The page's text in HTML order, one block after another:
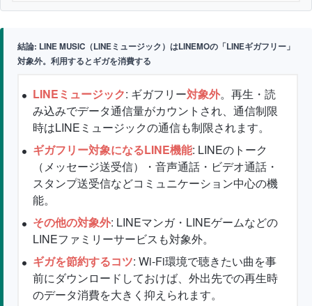
結論: LINE MUSIC（LINEミュージック）はLINEMOの「LINEギガフリー」
対象外。利用するとギガを消費する
LINEミュージック: ギガフリー対象外。再生・読
み込みでデータ通信量がカウントされ、通信制限
時はLINEミュージックの通信も制限されます。
ギガフリー対象になるLINE機能: LINEのトーク
（メッセージ送受信）・音声通話・ビデオ通話・
スタンプ送受信などコミュニケーション中心の機
能。
その他の対象外: LINEマンガ・LINEゲームなどの
LINEファミリーサービスも対象外。
ギガを節約するコツ: Wi-Fi環境で聴きたい曲を事
前にダウンロードしておけば、外出先での再生時
のデータ消費を大きく抑えられます。